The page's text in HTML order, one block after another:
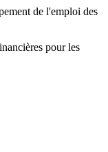
de l'emploi des
pour les